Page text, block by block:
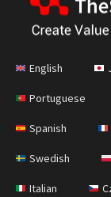
English
Portuguese
Spanish
Swedish
Italian